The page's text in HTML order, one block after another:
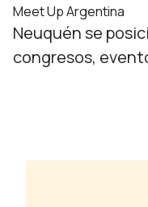
Meet Up Argentina
Neuquén se
congresos,